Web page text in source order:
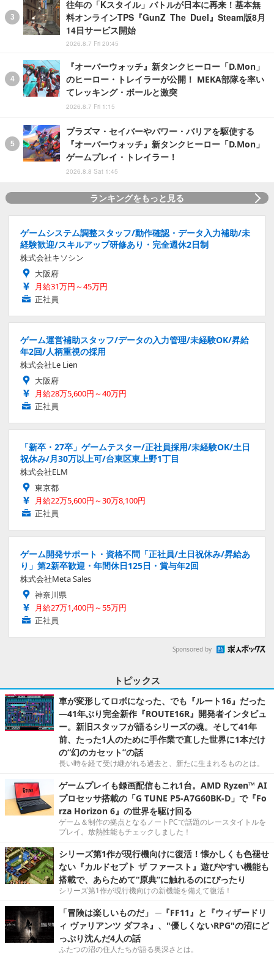
往年の「Kスタイル」バトルが日本に再来！基本無
料オンラインTPS『GunZ The Duel』Steam版8月
14日サービス開始
2026.8.7 Fri 20:45
『オーバーウォッチ』新タンクヒーロー「D.Mon」
のヒーロー・トレイラーが公開！ MEKA部隊を率い
てレッキング・ボールと激突
2026.8.7 Fri 1:15
プラズマ・セイバーやパワー・バリアを駆使する
『オーバーウォッチ』新タンクヒーロー「D.Mon」
ゲームプレイ・トレイラー！
2026.8.8 Sat 1:45
ランキングをもっと見る
ゲームシステム調整スタッフ/動作確認・データ入力補助/未
経験歓迎/スキルアップ研修あり・完全週休2日制
株式会社キソシン
大阪府
月給31万円～45万円
正社員
ゲーム運営補助スタッフ/データの入力管理/未経験OK/昇給
年2回/人柄重視の採用
株式会社Le Lien
大阪府
月給28万5,600円～40万円
正社員
「新卒・27卒」ゲームテスター/正社員採用/未経験OK/土日
祝休み/月30万以上可/台東区東上野1丁目
株式会社ELM
東京都
月給22万5,600円～30万8,100円
正社員
ゲーム開発サポート・資格不問「正社員/土日祝休み/昇給あ
り」第2新卒歓迎・年間休日125日・賞与年2回
株式会社Meta Sales
神奈川県
月給27万1,400円～55万円
正社員
Sponsored by
トピックス
車が変形してロボになった、でも『ルート16』だった
―41年ぶり完全新作『ROUTE16R』開発者インタビュ
ー。新旧スタッフが語るシリーズの魂。そして41年
前、たった1人のために手作業で直した世界に1本だけ
の“幻のカセット”の話
長い時を経て受け継がれる過去と、新たに生まれるものとは。
ゲームプレイも録画配信もこれ1台。AMD Ryzen™ AI
プロセッサ搭載の「G TUNE P5-A7G60BK-D」で『Fo
rza Horizon 6』の世界を駆け回る
ゲーム＆制作の拠点となるノートPCで話題のレースタイトルを
プレイ。放熱性能もチェックしました！
シリーズ第1作が現行機向けに復活！懐かしくも色褪せ
ない『カルドセプト ザ ファースト』遊びやすい機能も
搭載で、あらためて“原典”に触れるのにぴったり
シリーズ第1作が現行機向けの新機能を備えて復活！
「冒険は楽しいものだ」 ─『FF11』と『ウィザードリ
ィ ヴァリアンツ ダフネ』、"優しくないRPG"の沼にど
っぷり沈んだ4人の話
ふたつの沼の住人たちが語る奥深さとは。